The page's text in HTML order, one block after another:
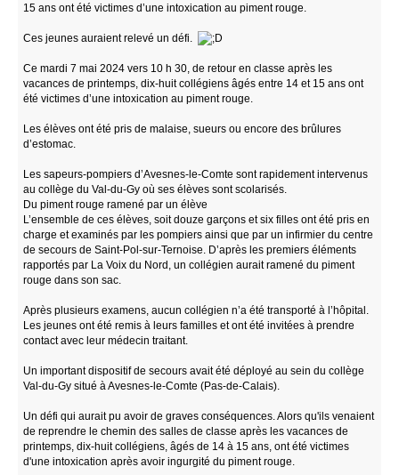
15 ans ont été victimes d’une intoxication au piment rouge.
Ces jeunes auraient relevé un défi.
Ce mardi 7 mai 2024 vers 10 h 30, de retour en classe après les
vacances de printemps, dix-huit collégiens âgés entre 14 et 15 ans ont
été victimes d’une intoxication au piment rouge.
Les élèves ont été pris de malaise, sueurs ou encore des brûlures
d’estomac.
Les sapeurs-pompiers d’Avesnes-le-Comte sont rapidement intervenus
au collège du Val-du-Gy où ses élèves sont scolarisés.
Du piment rouge ramené par un élève
L’ensemble de ces élèves, soit douze garçons et six filles ont été pris en
charge et examinés par les pompiers ainsi que par un infirmier du centre
de secours de Saint-Pol-sur-Ternoise. D’après les premiers éléments
rapportés par La Voix du Nord, un collégien aurait ramené du piment
rouge dans son sac.
Après plusieurs examens, aucun collégien n’a été transporté à l’hôpital.
Les jeunes ont été remis à leurs familles et ont été invitées à prendre
contact avec leur médecin traitant.
Un important dispositif de secours avait été déployé au sein du collège
Val-du-Gy situé à Avesnes-le-Comte (Pas-de-Calais).
Un défi qui aurait pu avoir de graves conséquences. Alors qu'ils venaient
de reprendre le chemin des salles de classe après les vacances de
printemps, dix-huit collégiens, âgés de 14 à 15 ans, ont été victimes
d'une intoxication après avoir ingurgité du piment rouge.